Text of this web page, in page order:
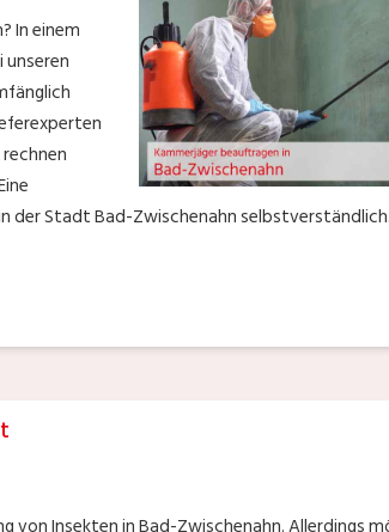
In einem
der Stadt Bad-Zwischenahn selbstverständlich.